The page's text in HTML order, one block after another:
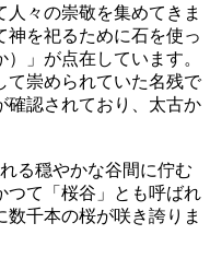
々の崇敬を集めてきま
神を祀るために石を使っ
」が点在しています。
て崇められていた名残で
確認されており、太古か
る穏やかな谷間に佇む
つて「桜谷」とも呼ばれ
千本の桜が咲き誇りま